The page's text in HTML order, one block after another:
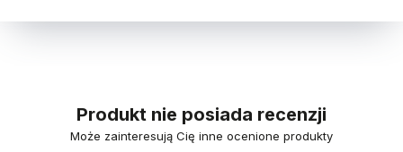
Produkt nie posiada recenzji
Może zainteresują Cię inne ocenione produkty